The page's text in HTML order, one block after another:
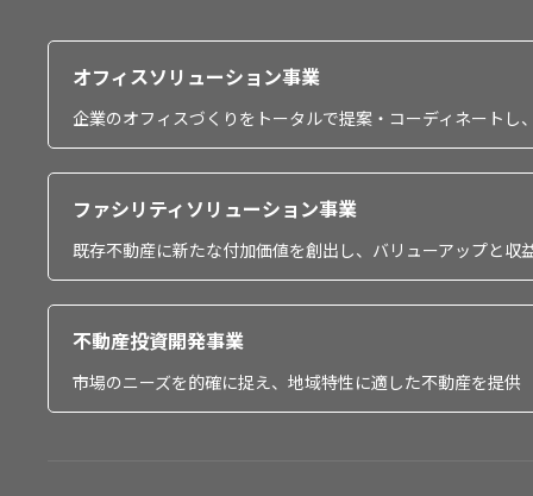
オフィスソリューション事業
企業のオフィスづくりをトータルで提案・コーディネート
ファシリティソリューション事業
既存不動産に新たな付加価値を創出し、バリューアップと収
不動産投資開発事業
市場のニーズを的確に捉え、地域特性に適した不動産を提供